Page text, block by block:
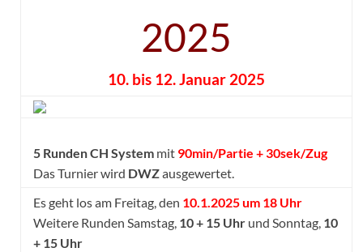
2025
10. bis 12. Januar 2025
5 Runden CH System mit 90min/Partie + 30sek/Zug
Das Turnier wird DWZausgewertet.
Es geht los am Freitag, den 10.1.2025 um 18 Uhr
Weitere Runden Samstag, 10 + 15 Uhr und Sonntag, 10
+ 15 Uhr